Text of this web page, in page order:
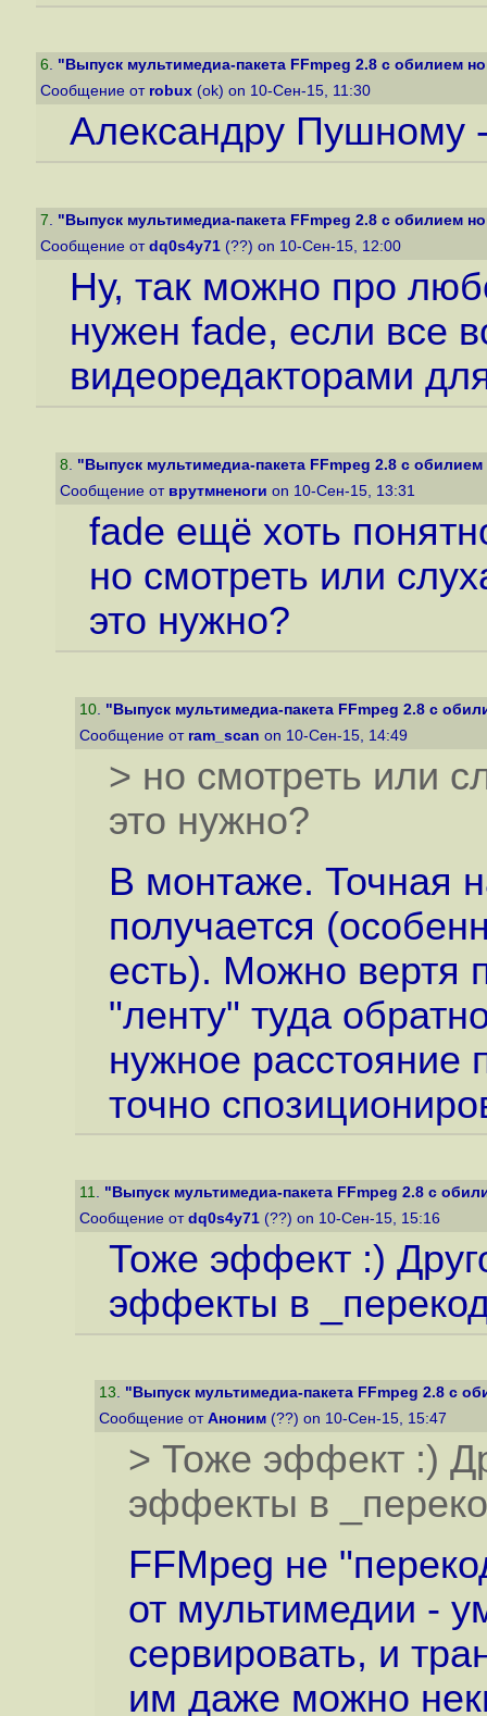
6. "Выпуск мультимедиа-пакета FFmpeg 2.8 с обилием
Сообщение от robux (ok) on 10-Сен-15, 11:30
Александру Пушному
7. "Выпуск мультимедиа-пакета FFmpeg 2.8 с обилием
Сообщение от dq0s4y71 (??) on 10-Сен-15, 12:00
Ну, так можно про
нужен fade, если все
видеоредакторами
8. "Выпуск мультимедиа-пакета FFmpeg 2.8 с
Сообщение от врутмненоги on 10-Сен-15, 13:31
fade ещё хоть
но смотреть или
это нужно?
10. "Выпуск мультимедиа-пакета FFmpeg 2.8 с
Сообщение от ram_scan on 10-Сен-15, 14:49
> но смотреть или
это нужно?
В монтаже. Точная
получается
есть). Можно вертя
"ленту" туда
нужное расстояние
точно
11. "Выпуск мультимедиа-пакета FFmpeg 2.8 с
Сообщение от dq0s4y71 (??) on 10-Сен-15, 15:16
Тоже эффект :)
эффекты в
13. "Выпуск мультимедиа-пакета FFmpeg 2.8 с
Сообщение от Аноним (??) on 10-Сен-15, 15:47
> Тоже эффект :)
эффекты в
FFMpeg не
от мультимедии -
сервировать, и
им даже можно